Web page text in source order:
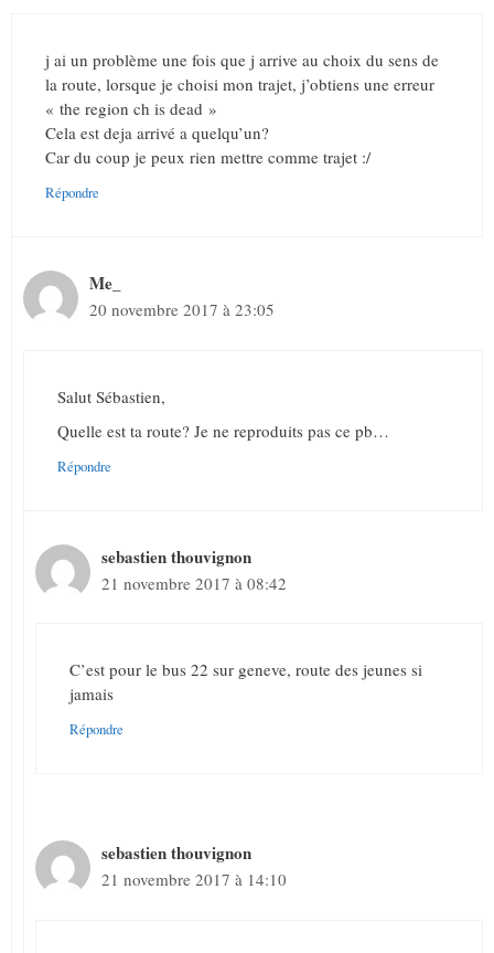
j ai un problème une fois que j arrive au choix du sens de
la route, lorsque je choisi mon trajet, j’obtiens une erreur
« the region ch is dead »
Cela est deja arrivé a quelqu’un?
Car du coup je peux rien mettre comme trajet :/
Répondre
Me_
20 novembre 2017 à 23:05
Salut Sébastien,
Quelle est ta route? Je ne reproduits pas ce pb…
Répondre
sebastien thouvignon
21 novembre 2017 à 08:42
C’est pour le bus 22 sur geneve, route des jeunes si
jamais
Répondre
sebastien thouvignon
21 novembre 2017 à 14:10